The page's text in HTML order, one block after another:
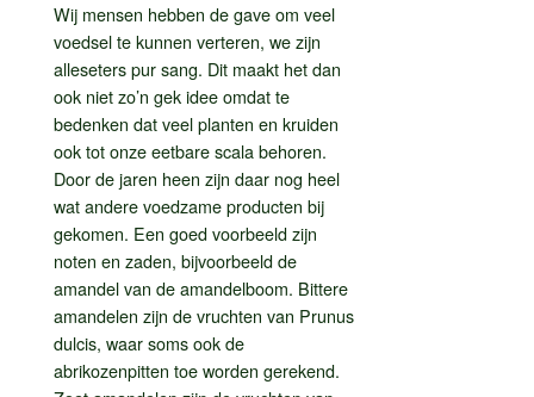
Wij mensen hebben de gave om veel
voedsel te kunnen verteren, we zijn
alleseters pur sang. Dit maakt het dan
ook niet zo’n gek idee omdat te
bedenken dat veel planten en kruiden
ook tot onze eetbare scala behoren.
Door de jaren heen zijn daar nog heel
wat andere voedzame producten bij
gekomen. Een goed voorbeeld zijn
noten en zaden, bijvoorbeeld de
amandel van de amandelboom. Bittere
amandelen zijn de vruchten van Prunus
dulcis, waar soms ook de
abrikozenpitten toe worden gerekend.